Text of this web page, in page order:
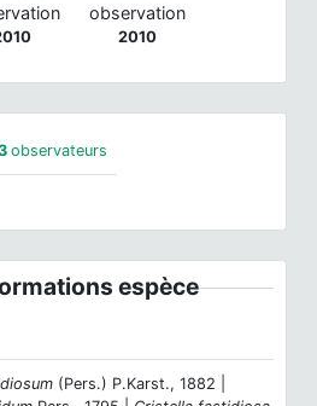
observation
2010
observateurs
espèce
(Pers.) P.Karst., 1882 |